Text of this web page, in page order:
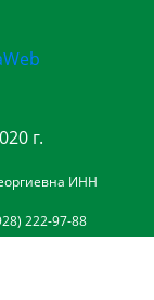
г.
ИНН
222-97-88